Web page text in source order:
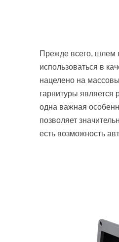
Прежде всего, шлем
использоваться в
нацелено на
гарнитуры
одна важная
позволяет
есть возможность